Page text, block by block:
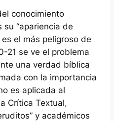
conocimiento
“apariencia de
el más peligroso de
21 se ve el problema
una verdad bíblica
con la importancia
es aplicada al
Crítica Textual,
y académicos